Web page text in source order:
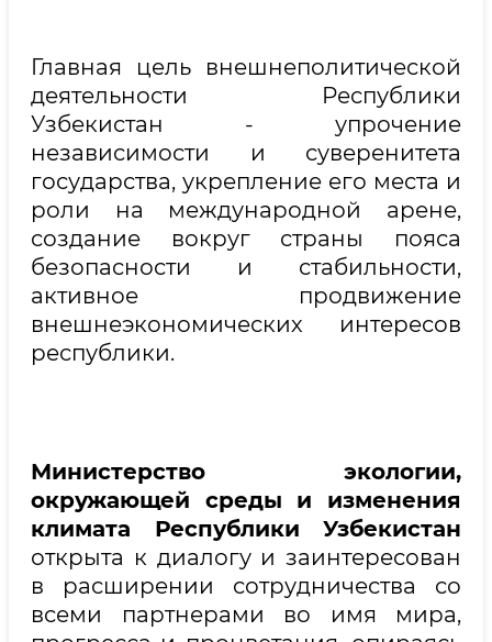
Главная цель внешнеполитической
деятельности Республики
Узбекистан - упрочение
независимости и суверенитета
государства, укрепление его места и
роли на международной арене,
создание вокруг страны пояса
безопасности и стабильности,
активное продвижение
внешнеэкономических интересов
республики.
Министерство экологии,
окружающей среды и изменения
климата Республики Узбекистан
открыта к диалогу и заинтересован
в расширении сотрудничества со
всеми партнерами во имя мира,